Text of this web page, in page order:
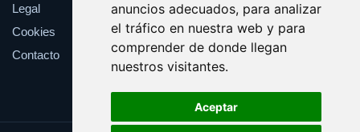
anuncios adecuados, para analizar
el tráfico en nuestra web y para
comprender de donde llegan
nuestros visitantes.
Aceptar
Legal
Cookies
Contacto